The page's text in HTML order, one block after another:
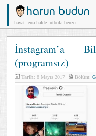
hayat fena halde futbola benzer..
İnstagram’a
(programsız)
Tarih: 8 Mayıs 2017 Bölüm: